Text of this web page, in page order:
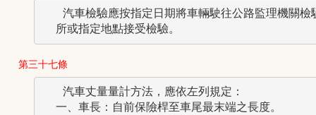
汽車檢驗應按指定日期將車輛駛往公路監理機關檢
第三十七條
   汽車丈量量計方法，應依左列規定：
  一、車長：自前保險桿至車尾最末端之長度。